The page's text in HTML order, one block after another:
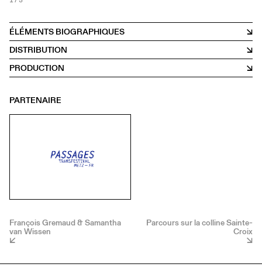
ÉLÉMENTS BIOGRAPHIQUES
DISTRIBUTION
PRODUCTION
PARTENAIRE
François Gremaud & Samantha
van Wissen
Parcours sur la colline Sainte-
Croix